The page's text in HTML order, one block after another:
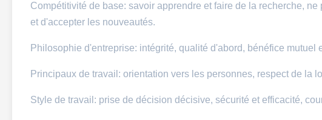
Compétitivité de base: savoir apprendre et faire de la recherche,
et d'accepter les nouveautés.
Philosophie d'entreprise: intégrité, qualité d'abord, bénéfice mutuel
Principaux de travail: orientation vers les personnes, respect de la
Style de travail: prise de décision décisive, sécurité et efficacité,